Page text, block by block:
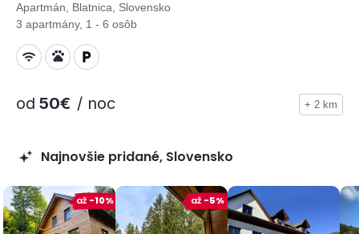
Apartmán, Blatnica, Slovensko
3 apartmány, 1 - 6 osôb
od 50€ / noc + 2 km
Najnovšie pridané, Slovensko
až -10% až -5%